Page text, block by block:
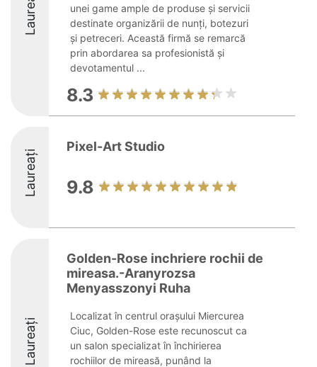
Laureați
unei game ample de produse și servicii
destinate organizării de nunți, botezuri
și petreceri. Această firmă se remarcă
prin abordarea sa profesionistă și
devotamentul ...
8.3
Laureați
Pixel-Art Studio
9.8
Laureați
Golden-Rose inchriere rochii de
mireasa.-Aranyrozsa
Menyasszonyi Ruha
Localizat în centrul orașului Miercurea
Ciuc, Golden-Rose este recunoscut ca
un salon specializat în închirierea
rochiilor de mireasă, punând la